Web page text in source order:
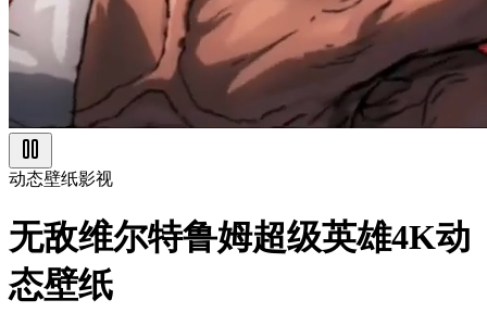
动态壁纸影视
无敌维尔特鲁姆超级英雄4K动
态壁纸